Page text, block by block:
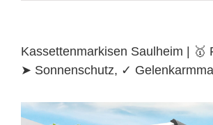
Kassettenmarkisen Saulheim | 🥇
➤ Sonnenschutz, ✓